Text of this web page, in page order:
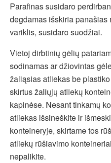
Parafinas susidaro
degdamas išskiria
variklis, susidaro suodžiai.
Vietoj dirbtinių gėlių
sodinamas ar džiovintas
žaliąsias atliekas be
skirtus žaliųjų atliekų
kapinėse. Nesant tinkamų
atliekas išsineškite ir
konteineryje, skirtame tos
atliekų rūšiavimo
nepalikite.